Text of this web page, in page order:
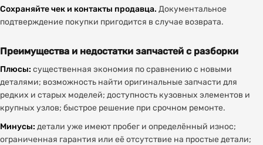
Сохраняйте чек и контакты продавца. Документальное
подтверждение покупки пригодится в случае возврата.
Преимущества и недостатки запчастей с разборки
Плюсы: существенная экономия по сравнению с новыми
деталями; возможность найти оригинальные запчасти для
редких и старых моделей; доступность кузовных элементов и
крупных узлов; быстрое решение при срочном ремонте.
Минусы: детали уже имеют пробег и определённый износ;
ограниченная гарантия или её отсутствие на простые детали;